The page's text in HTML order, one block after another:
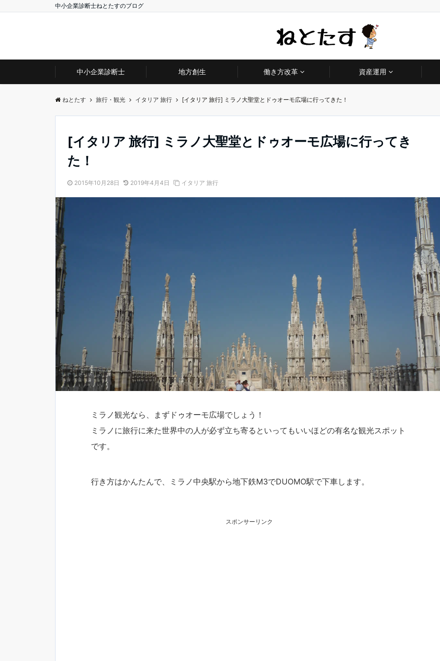
中小企業診断士ねとたすのブログ
中小企業診断士 地方創生 働き方改革 資産運用
ねとたす 旅行・観光 イタリア 旅行 [イタリア 旅行] ミラノ大聖堂とドゥオーモ広場に行ってきた！
[イタリア 旅行] ミラノ大聖堂とドゥオーモ広場に行ってき
た！
2015年10月28日 2019年4月4日 イタリア 旅行
ミラノ観光なら、まずドゥオーモ広場でしょう！
ミラノに旅行に来た世界中の人が必ず立ち寄るといってもいいほどの有名な観光スポット
です。
行き方はかんたんで、ミラノ中央駅から地下鉄M3でDUOMO駅で下車します。
スポンサーリンク